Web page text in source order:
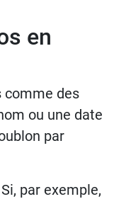
en
comme des
ou une date
par
par exemple,